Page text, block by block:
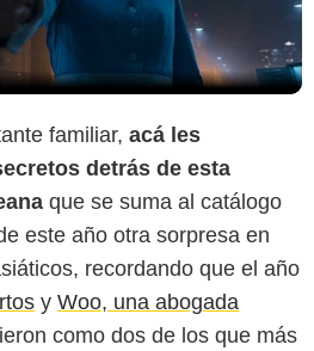
familiar, acá les
detrás de esta
que se suma al catálogo
este año otra sorpresa en
recordando que el año
y Woo, una abogada
como dos de los que más